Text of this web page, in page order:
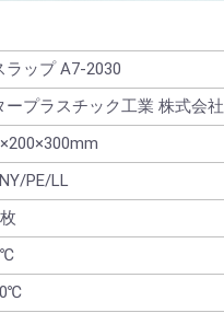
ラップ A7-2030
ープラスチック工業 株式会社
PE/LL